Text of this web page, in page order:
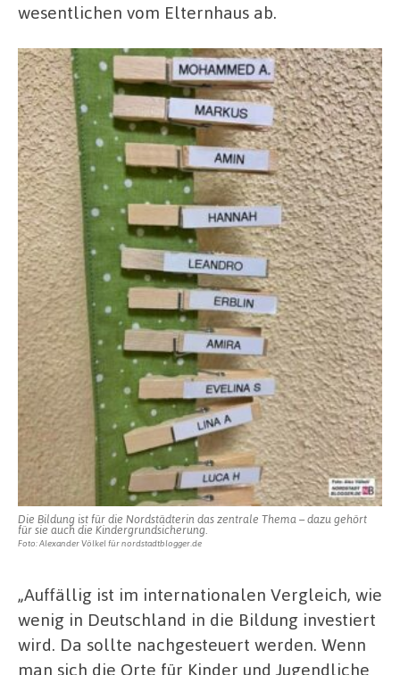
wesentlichen vom Elternhaus ab.
Die Bildung ist für die Nordstädterin das zentrale Thema – dazu gehört
für sie auch die Kindergrundsicherung.
Foto: Alexander Völkel für nordstadtblogger.de
„Auffällig ist im internationalen Vergleich, wie
wenig in Deutschland in die Bildung investiert
wird. Da sollte nachgesteuert werden. Wenn
man sich die Orte für Kinder und Jugendliche